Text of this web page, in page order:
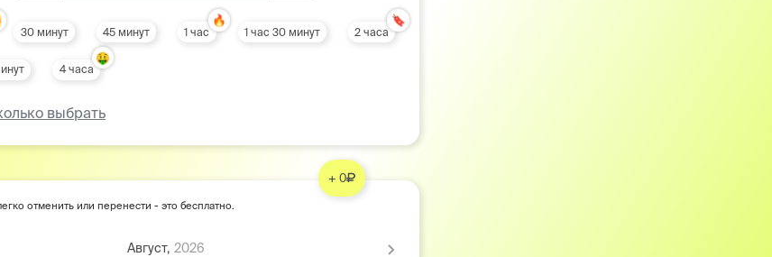
30 минут 45 минут 1 час
🔥
1 час 30 минут 2 часа
🔖
4 часа
🤑
выбрать
+ 0
отменить или перенести - это бесплатно.
Август, 2026